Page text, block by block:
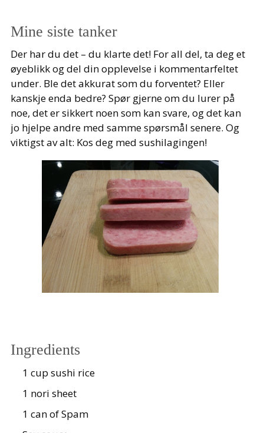
Mine siste tanker
Der har du det – du klarte det! For all del, ta deg et
øyeblikk og del din opplevelse i kommentarfeltet
under. Ble det akkurat som du forventet? Eller
kanskje enda bedre? Spør gjerne om du lurer på
noe, det er sikkert noen som kan svare, og det kan
jo hjelpe andre med samme spørsmål senere. Og
viktigst av alt: Kos deg med sushilagingen!
Ingredients
1 cup sushi rice
1 nori sheet
1 can of Spam